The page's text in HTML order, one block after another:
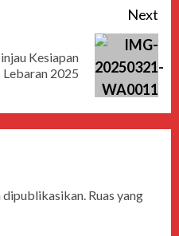
Next
Kesiapan
2025
dipublikasikan. Ruas yang